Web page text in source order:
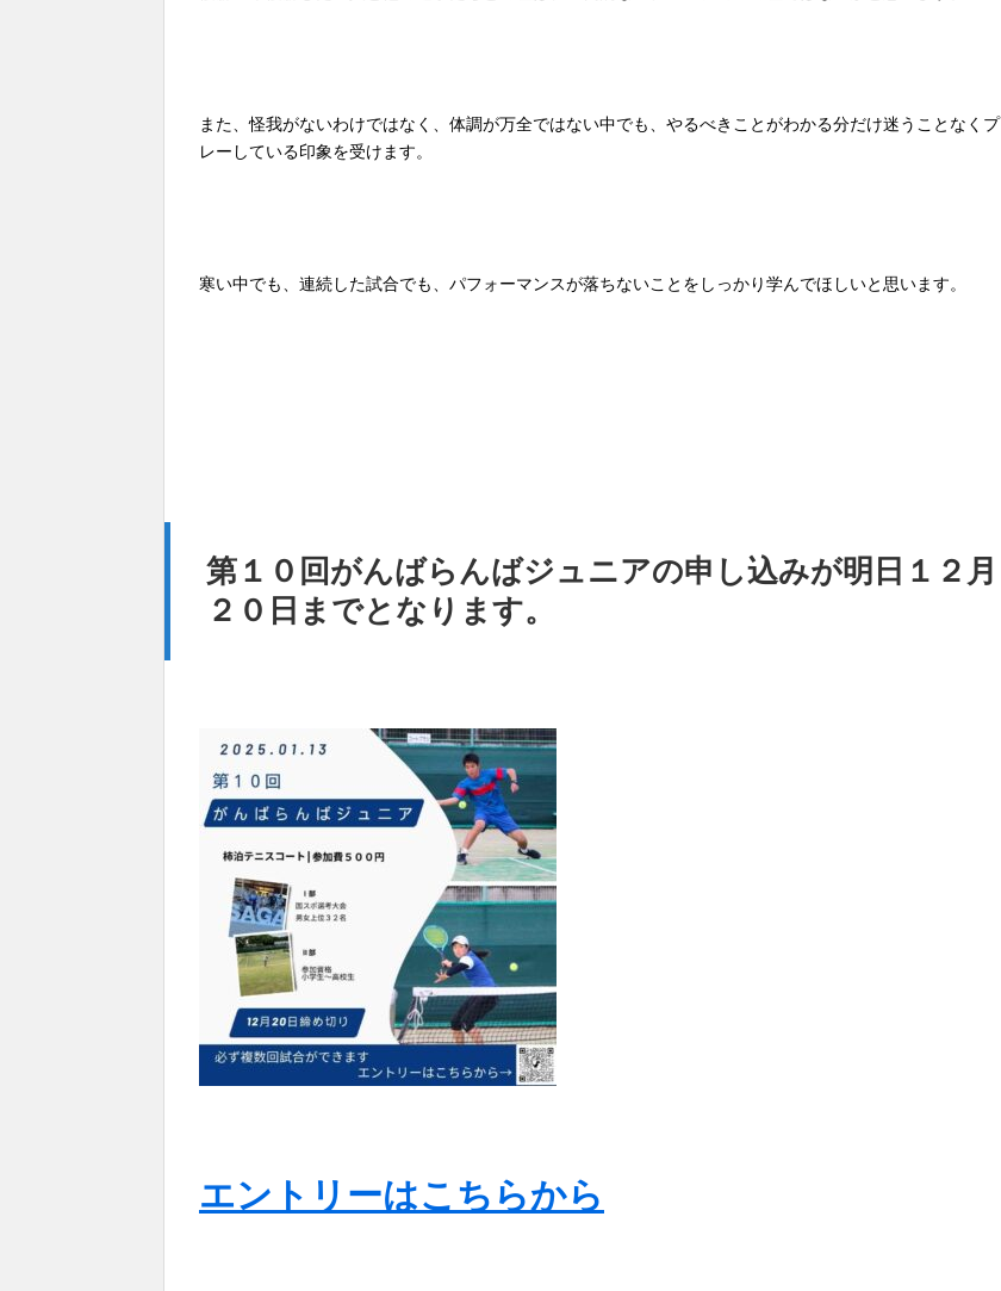
また、怪我がないわけではなく、体調が万全ではない中でも、やるべきことがわかる分だけ迷うことなくプ
レーしている印象を受けます。
寒い中でも、連続した試合でも、パフォーマンスが落ちないことをしっかり学んでほしいと思います。
第１０回がんばらんばジュニアの申し込みが明日１２月
２０日までとなります。
エントリーはこちらから